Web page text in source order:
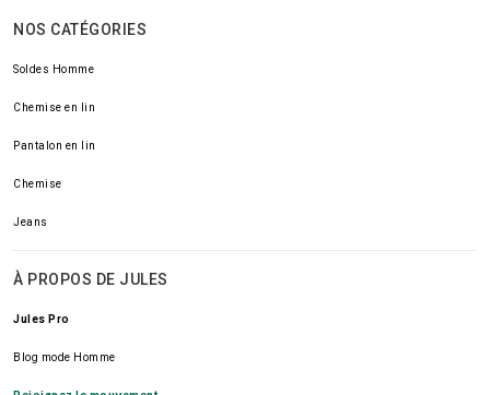
NOS CATÉGORIES
Soldes Homme
Chemise en lin
Pantalon en lin
Chemise
Jeans
À PROPOS DE JULES
Jules Pro
Blog mode Homme